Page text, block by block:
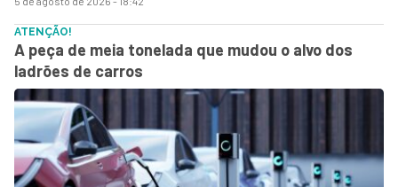
ATENÇÃO!
A peça de meia tonelada que mudou o alvo dos
ladrões de carros